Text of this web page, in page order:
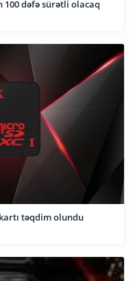
100 dəfə sürətli olacaq
təqdim olundu